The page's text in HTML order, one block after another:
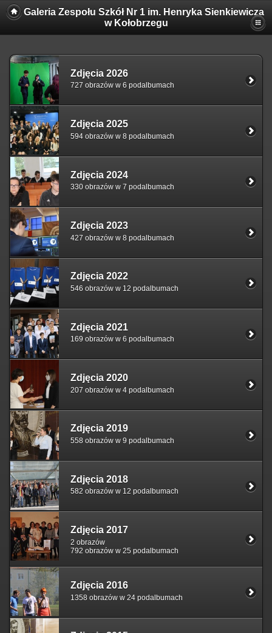
Galeria Zespołu Szkół Nr 1 im. Henryka Sienkiewicza
w Kołobrzegu
Zdjęcia 2026
727 obrazów w 6 podalbumach
Zdjęcia 2025
594 obrazów w 8 podalbumach
Zdjęcia 2024
330 obrazów w 7 podalbumach
Zdjęcia 2023
427 obrazów w 8 podalbumach
Zdjęcia 2022
546 obrazów w 12 podalbumach
Zdjęcia 2021
169 obrazów w 6 podalbumach
Zdjęcia 2020
207 obrazów w 4 podalbumach
Zdjęcia 2019
558 obrazów w 9 podalbumach
Zdjęcia 2018
582 obrazów w 12 podalbumach
Zdjęcia 2017
2 obrazów
792 obrazów w 25 podalbumach
Zdjęcia 2016
1358 obrazów w 24 podalbumach